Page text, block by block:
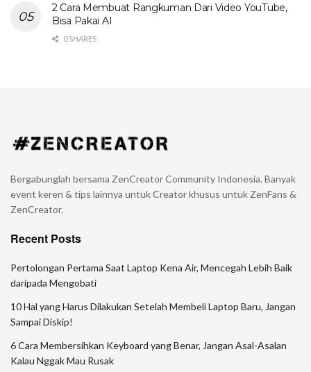
2 Cara Membuat Rangkuman Dari Video YouTube,
Bisa Pakai AI
0 SHARES
Bergabunglah bersama ZenCreator Community Indonesia. Banyak
event keren & tips lainnya untuk Creator khusus untuk ZenFans &
ZenCreator.
Recent Posts
Pertolongan Pertama Saat Laptop Kena Air, Mencegah Lebih Baik
daripada Mengobati
10 Hal yang Harus Dilakukan Setelah Membeli Laptop Baru, Jangan
Sampai Diskip!
6 Cara Membersihkan Keyboard yang Benar, Jangan Asal-Asalan
Kalau Nggak Mau Rusak